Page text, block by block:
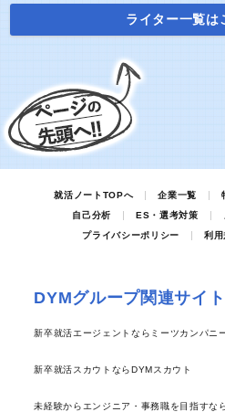
ライター一覧は
就活ノートTOPへ 企業一覧
自己分析
ES・選考対策
プライバシーポリシー
利用
DYMグループ関連サイト
新卒就活エージェントならミーツカンパニ
新卒就活スカウトならDYMスカウト
未経験からエンジニア・事務職を目指すな